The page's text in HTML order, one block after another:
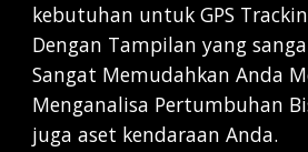
kebutuhan untuk GPS
Dengan Tampilan yang
Sangat Memudahkan Anda
Menganalisa Pertumbuhan
juga aset kendaraan Anda.